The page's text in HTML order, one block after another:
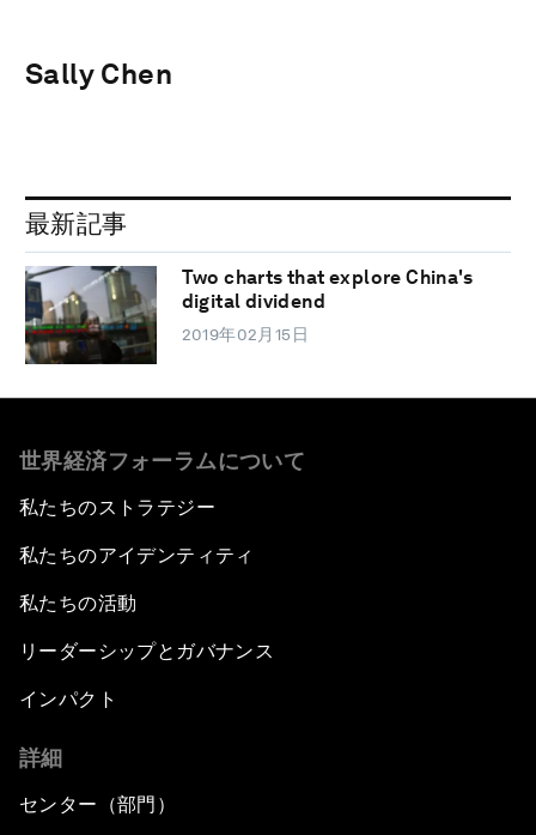
Sally Chen
最新記事
Two charts that explore China's
digital dividend
2019年02月15日
世界経済フォーラムについて
私たちのストラテジー
私たちのアイデンティティ
私たちの活動
リーダーシップとガバナンス
インパクト
詳細
センター（部門）